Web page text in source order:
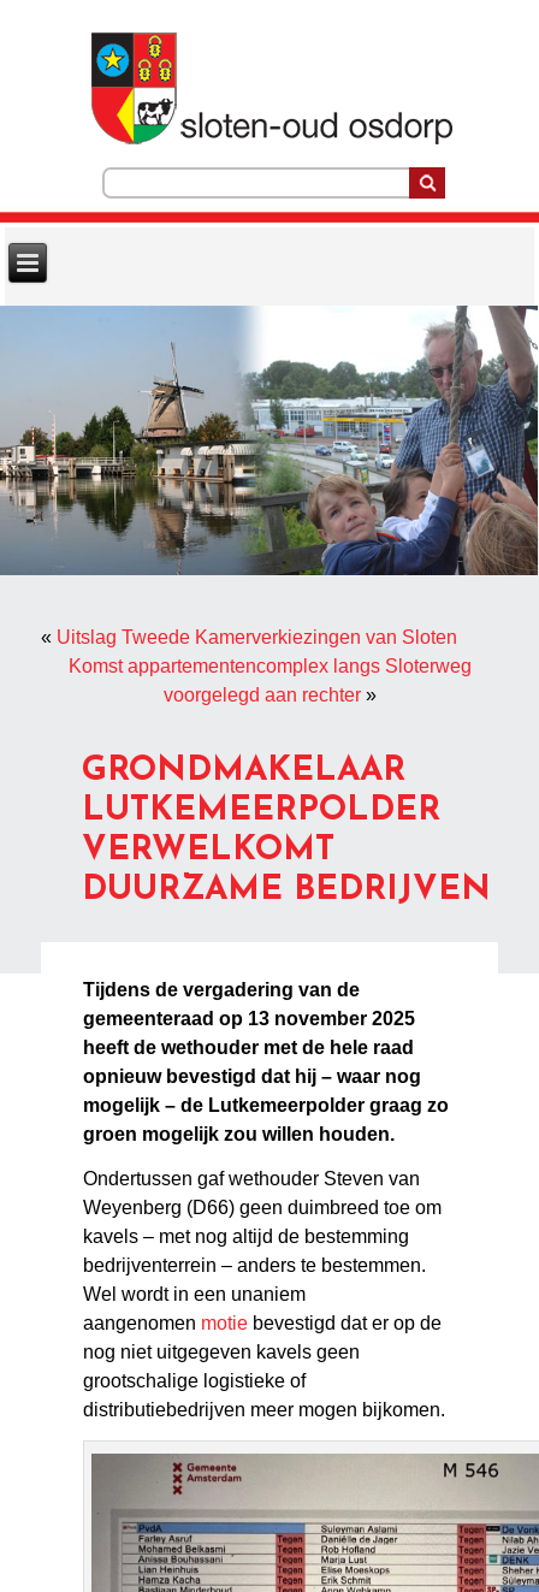
« Uitslag Tweede Kamerverkiezingen van Sloten
Komst appartementencomplex langs Sloterweg
voorgelegd aan rechter»
GRONDMAKELAAR
LUTKEMEERPOLDER
VERWELKOMT
DUURZAME BEDRIJVEN
Tijdens de vergadering van de
gemeenteraad op 13 november 2025
heeft de wethouder met de hele raad
opnieuw bevestigd dat hij – waar nog
mogelijk – de Lutkemeerpolder graag zo
groen mogelijk zou willen houden.
Ondertussen gaf wethouder Steven van
Weyenberg (D66) geen duimbreed toe om
kavels – met nog altijd de bestemming
bedrijventerrein – anders te bestemmen.
Wel wordt in een unaniem
aangenomen motie bevestigd dat er op de
nog niet uitgegeven kavels geen
grootschalige logistieke of
distributiebedrijven meer mogen bijkomen.